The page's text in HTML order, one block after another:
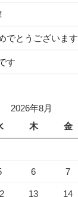
でとうございます
す
2026年8月
木 金
6 7
13 14